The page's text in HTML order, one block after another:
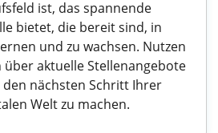
ist, das spannende
bietet, die bereit sind, in
und zu wachsen. Nutzen
über aktuelle Stellenangebote
nächsten Schritt Ihrer
Welt zu machen.